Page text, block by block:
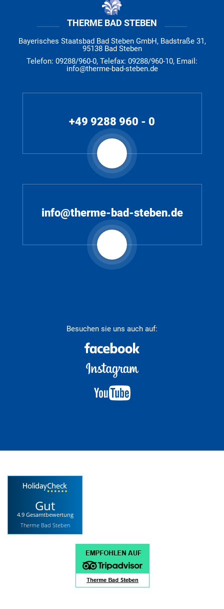
THERME BAD STEBEN
Bayerisches Staatsbad Bad Steben GmbH, Badstraße 31,
95138 Bad Steben
Telefon: 09288/960-0, Telefax: 09288/960-10, Email:
info@therme-bad-steben.de
+49 9288 960 - 0
info@therme-bad-steben.de
Besuchen sie uns auch auf:
Gut
4.9 Gesamtbewertung
Therme Bad Steben